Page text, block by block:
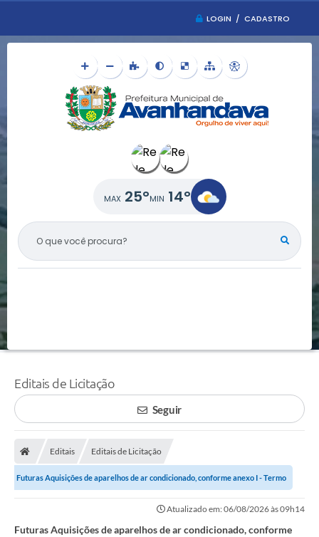
LOGIN / CADASTRO
O QUE VOCÊ PROCURA?
25° 14°
Editais de Licitação
Seguir
Editais Editais de Licitação
Futuras Aquisições de aparelhos de ar condicionado, conforme anexo I - Termo
Atualizado em: 06/08/2026 às 09h14
Futuras Aquisições de aparelhos de ar condicionado, conforme